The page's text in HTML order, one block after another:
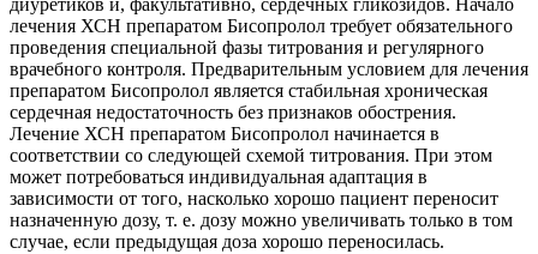
диуретиков и, факультативно, сердечных гликозидов. Начало
лечения ХСН препаратом Бисопролол требует обязательного
проведения специальной фазы титрования и регулярного
врачебного контроля. Предварительным условием для лечения
препаратом Бисопролол является стабильная хроническая
сердечная недостаточность без признаков обострения.
Лечение ХСН препаратом Бисопролол начинается в
соответствии со следующей схемой титрования. При этом
может потребоваться индивидуальная адаптация в
зависимости от того, насколько хорошо пациент переносит
назначенную дозу, т. е. дозу можно увеличивать только в том
случае, если предыдущая доза хорошо переносилась.